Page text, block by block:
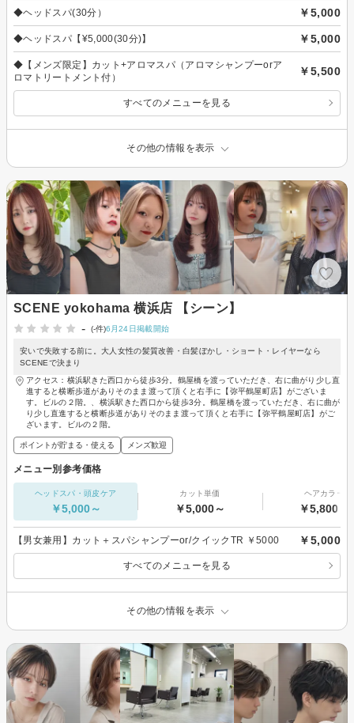
◆ヘッドスパ(30分） ￥5,000
◆ヘッドスパ【¥5,000(30分)】 ￥5,000
◆【メンズ限定】カット+アロマスパ（アロマシャンプーorア
ロマトリートメント付）
￥5,500
すべてのメニューを見る
その他の情報を表示
SCENE yokohama 横浜店 【シーン】
-
(-件)6月24日掲載開始
安いで失敗する前に。大人女性の髪質改善・白髪ぼかし・ショート・レイヤーなら
SCENEで決まり
アクセス：横浜駅きた西口から徒歩3分。鶴屋橋を渡っていただき、右に曲がり少し直
進すると横断歩道がありそのまま渡って頂くと右手に【弥平鶴屋町店】がございま
す。ビルの２階。、横浜駅きた西口から徒歩3分。鶴屋橋を渡っていただき、右に曲が
り少し直進すると横断歩道がありそのまま渡って頂くと右手に【弥平鶴屋町店】がご
ざいます。ビルの２階。
ポイントが貯まる・使える メンズ歓迎
メニュー別参考価格
ヘッドスパ・頭皮ケア
￥5,000～
カット単価
￥5,000～
ヘアカラー
￥5,800～
【男女兼用】カット＋スパシャンプーor/クイックTR ￥5000 ￥5,000
すべてのメニューを見る
その他の情報を表示